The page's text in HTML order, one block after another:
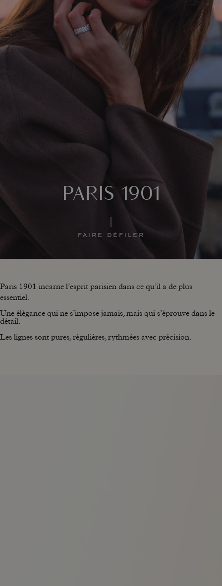
PARIS 1901
FAIRE DÉFILER
Paris 1901 incarne l’esprit parisien dans ce qu’il a de plus
essentiel.
Une élégance qui ne s’impose jamais, mais qui s’éprouve dans le
détail.
Les lignes sont pures, régulières, rythmées avec précision.